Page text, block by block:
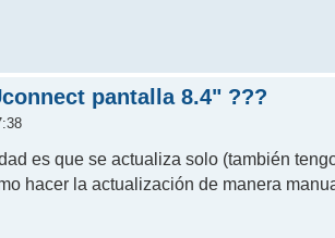
pantalla 8.4" ???
es que se actualiza solo (también
hacer la actualización de manera